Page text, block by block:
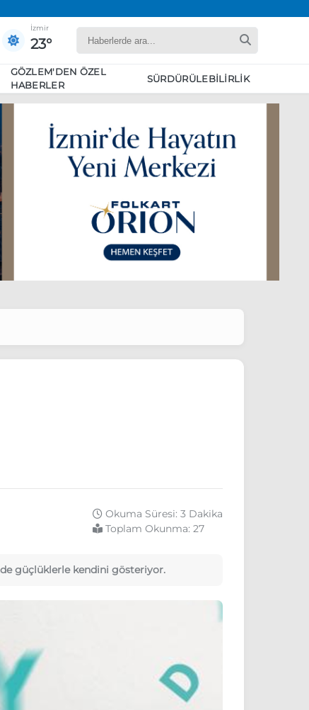
İzmir
23°
GÖZLEM'DEN ÖZEL
HABERLER
SÜRDÜRÜLEBILIRLIK
edecek
Okuma Süresi: 3 Dakika
Toplam Okunma: 27
güçlüklerle kendini gösteriyor.